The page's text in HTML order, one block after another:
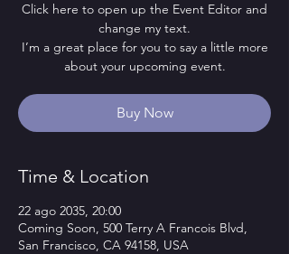
Click here to open up the Event Editor and
change my text.
I’m a great place for you to say a little more
about your upcoming event.
Buy Now
Time & Location
22 ago 2035, 20:00
Coming Soon, 500 Terry A Francois Blvd,
San Francisco, CA 94158, USA